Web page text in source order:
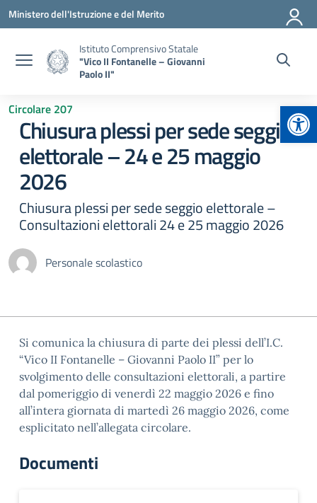
Vai ai contenuti
Vai al menu di navigazione
Vai al footer
Ministero dell'Istruzione e del Merito
Istituto Comprensivo Statale
"Vico II Fontanelle – Giovanni
Paolo II"
Circolare 207
Chiusura plessi per sede seggio
elettorale – 24 e 25 maggio
2026
Chiusura plessi per sede seggio elettorale –
Consultazioni elettorali 24 e 25 maggio 2026
Personale scolastico
Si comunica la chiusura di parte dei plessi dell’I.C.
“Vico II Fontanelle – Giovanni Paolo II” per lo
svolgimento delle consultazioni elettorali, a partire
dal pomeriggio di venerdì 22 maggio 2026 e fino
all’intera giornata di martedì 26 maggio 2026, come
esplicitato nell’allegata circolare.
Documenti